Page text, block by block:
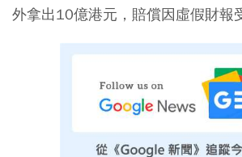
外拿出10億港元，賠償因虛假財報